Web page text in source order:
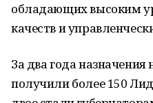
обладающих высоким
качеств и
За два года назначения
получили более 150